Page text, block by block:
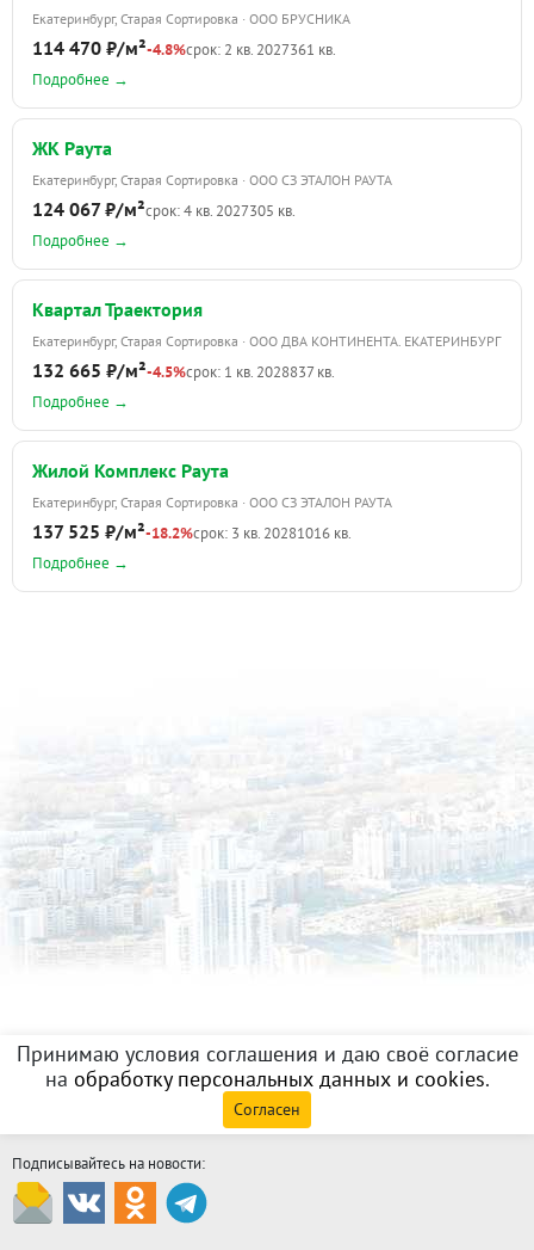
Екатеринбург, Старая Сортировка · ООО БРУСНИКА
114 470 ₽/м²-4.8%срок: 2 кв. 2027361 кв.
Подробнее →
ЖК Раута
Екатеринбург, Старая Сортировка · ООО СЗ ЭТАЛОН РАУТА
124 067 ₽/м²срок: 4 кв. 2027305 кв.
Подробнее →
Квартал Траектория
Екатеринбург, Старая Сортировка · ООО ДВА КОНТИНЕНТА. ЕКАТЕРИНБУРГ
132 665 ₽/м²-4.5%срок: 1 кв. 2028837 кв.
Подробнее →
Жилой Комплекс Раута
Екатеринбург, Старая Сортировка · ООО СЗ ЭТАЛОН РАУТА
137 525 ₽/м²-18.2%срок: 3 кв. 20281016 кв.
Подробнее →
Принимаю условия соглашения и даю своё согласие
на обработку персональных данных и cookies.
Согласен
Подписывайтесь на новости: